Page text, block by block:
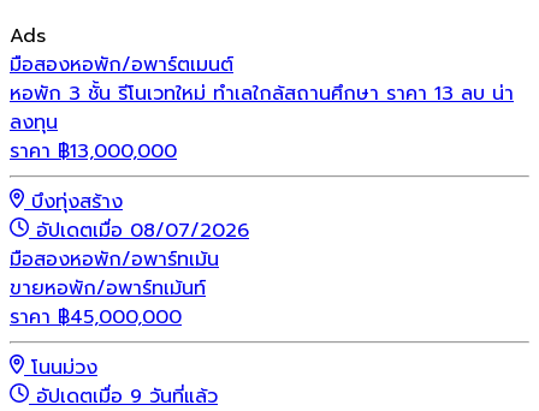
Ads
มือสองหอพัก/อพาร์ตเมนต์
หอพัก 3 ชั้น รีโนเวทใหม่ ทำเลใกล้สถานศึกษา ราคา 13 ลบ น่า
ลงทุน
ราคา ฿13,000,000
บึงทุ่งสร้าง
อัปเดตเมื่อ 08/07/2026
มือสองหอพัก/อพาร์ทเม้น
ขายหอพัก/อพาร์ทเม้นท์
ราคา ฿45,000,000
โนนม่วง
อัปเดตเมื่อ 9 วันที่แล้ว